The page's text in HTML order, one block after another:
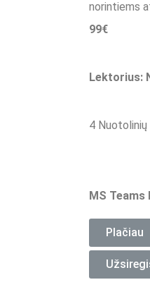
norintiems
99€
Lektorius:
4 Nuotolinių
MS
Plačiau